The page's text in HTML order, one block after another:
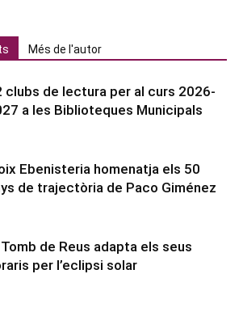
Més de l'autor
clubs de lectura per al curs 2026-
a les Biblioteques Municipals
Ebenisteria homenatja els 50
de trajectòria de Paco Giménez
Tomb de Reus adapta els seus
per l’eclipsi solar